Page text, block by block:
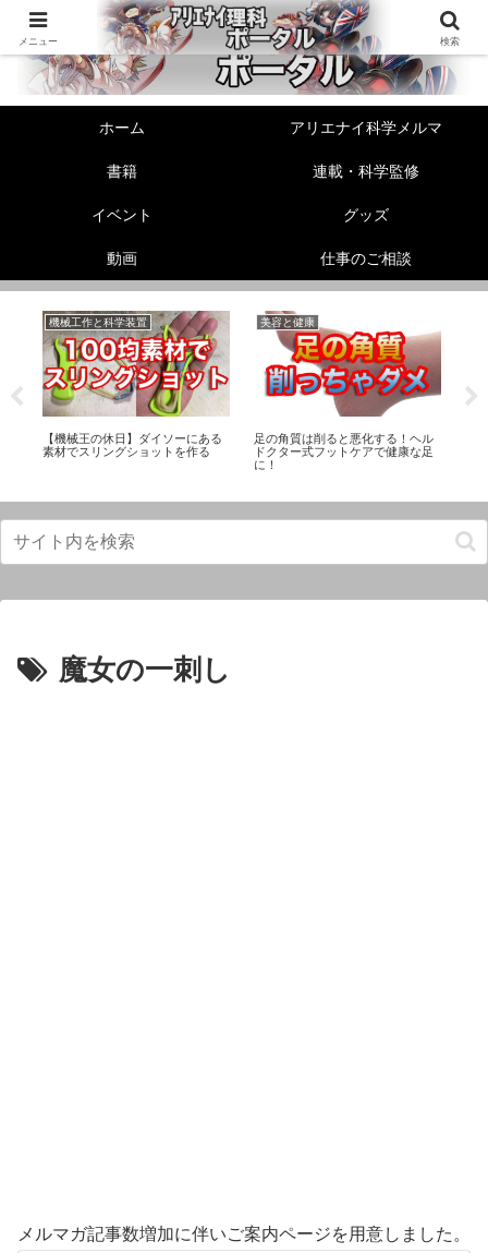
ホーム アリエナイ科学メルマ
書籍 連載・科学監修
イベント グッズ
動画 仕事のご相談
機械工作と科学装置
【機械王の休日】ダイソーにある
素材でスリングショットを作る
美容と健康
足の角質は削ると悪化する！ヘル
ドクター式フットケアで健康な足
に！
魔女の一刺し
メルマガ記事数増加に伴いご案内ページを用意しました。
メニュー 検索